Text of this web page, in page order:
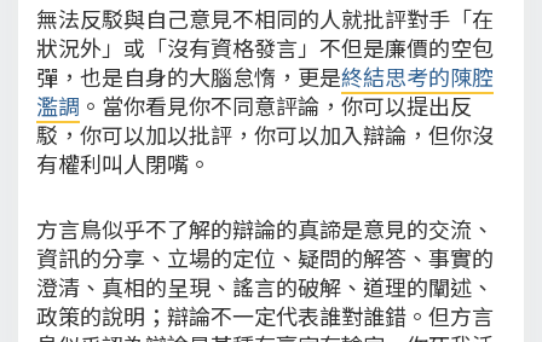
無法反駁與自己意見不相同的人就批評對手「在
狀況外」或「沒有資格發言」不但是廉價的空包
彈，也是自身的大腦怠惰，更是終結思考的陳腔
濫調 。當你看見你不同意評論，你可以提出反
駁，你可以加以批評，你可以加入辯論，但你沒
有權利叫人閉嘴。
方言鳥似乎不了解的辯論的真諦是意見的交流、
資訊的分享、立場的定位、疑問的解答、事實的
澄清、真相的呈現、謠言的破解、道理的闡述、
政策的說明；辯論不一定代表誰對誰錯。但方言